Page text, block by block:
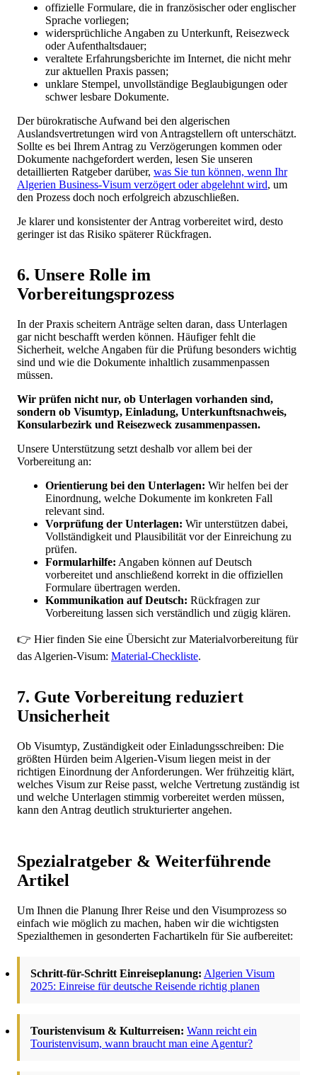
offizielle Formulare, die in französischer oder englischer
Sprache vorliegen;
widersprüchliche Angaben zu Unterkunft, Reisezweck
oder Aufenthaltsdauer;
veraltete Erfahrungsberichte im Internet, die nicht mehr
zur aktuellen Praxis passen;
unklare Stempel, unvollständige Beglaubigungen oder
schwer lesbare Dokumente.
Der bürokratische Aufwand bei den algerischen
Auslandsvertretungen wird von Antragstellern oft unterschätzt.
Sollte es bei Ihrem Antrag zu Verzögerungen kommen oder
Dokumente nachgefordert werden, lesen Sie unseren
detaillierten Ratgeber darüber, was Sie tun können, wenn Ihr
Algerien Business-Visum verzögert oder abgelehnt wird, um
den Prozess doch noch erfolgreich abzuschließen.
Je klarer und konsistenter der Antrag vorbereitet wird, desto
geringer ist das Risiko späterer Rückfragen.
6. Unsere Rolle im
Vorbereitungsprozess
In der Praxis scheitern Anträge selten daran, dass Unterlagen
gar nicht beschafft werden können. Häufiger fehlt die
Sicherheit, welche Angaben für die Prüfung besonders wichtig
sind und wie die Dokumente inhaltlich zusammenpassen
müssen.
Wir prüfen nicht nur, ob Unterlagen vorhanden sind,
sondern ob Visumtyp, Einladung, Unterkunftsnachweis,
Konsularbezirk und Reisezweck zusammenpassen.
Unsere Unterstützung setzt deshalb vor allem bei der
Vorbereitung an:
Orientierung bei den Unterlagen: Wir helfen bei der
Einordnung, welche Dokumente im konkreten Fall
relevant sind.
Vorprüfung der Unterlagen: Wir unterstützen dabei,
Vollständigkeit und Plausibilität vor der Einreichung zu
prüfen.
Formularhilfe: Angaben können auf Deutsch
vorbereitet und anschließend korrekt in die offiziellen
Formulare übertragen werden.
Kommunikation auf Deutsch: Rückfragen zur
Vorbereitung lassen sich verständlich und zügig klären.
👉 Hier finden Sie eine Übersicht zur Materialvorbereitung für
das Algerien-Visum: Material-Checkliste.
7. Gute Vorbereitung reduziert
Unsicherheit
Ob Visumtyp, Zuständigkeit oder Einladungsschreiben: Die
größten Hürden beim Algerien-Visum liegen meist in der
richtigen Einordnung der Anforderungen. Wer frühzeitig klärt,
welches Visum zur Reise passt, welche Vertretung zuständig ist
und welche Unterlagen stimmig vorbereitet werden müssen,
kann den Antrag deutlich strukturierter angehen.
Spezialratgeber & Weiterführende
Artikel
Um Ihnen die Planung Ihrer Reise und den Visumprozess so
einfach wie möglich zu machen, haben wir die wichtigsten
Spezialthemen in gesonderten Fachartikeln für Sie aufbereitet:
Schritt-für-Schritt Einreiseplanung: Algerien Visum
2025: Einreise für deutsche Reisende richtig planen
Touristenvisum & Kulturreisen: Wann reicht ein
Touristenvisum, wann braucht man eine Agentur?